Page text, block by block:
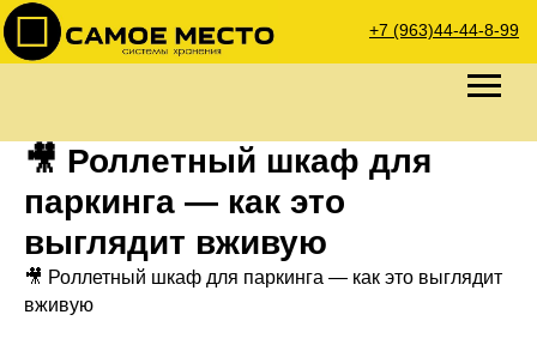
🎥 Роллетный шкаф для
паркинга — как это
выглядит вживую
🎥 Роллетный шкаф для паркинга — как это выглядит
вживую